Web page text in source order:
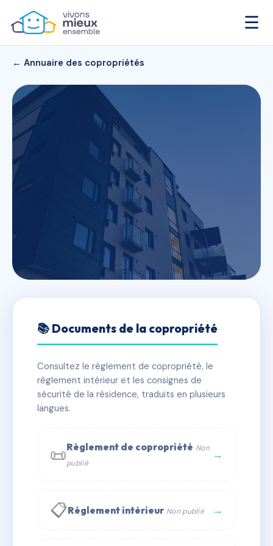
☰
← Annuaire des copropriétés
24 RUE LOUBON
✓ Immatriculée 🏠 11 lots 🏗 1 bâtiment(s)
📞 Contacter Syndic Digital
📚 Documents de la copropriété
Consultez le règlement de copropriété, le
règlement intérieur et les consignes de
sécurité de la résidence, traduits en plusieurs
langues.
📜Règlement de copropriété Non
publié
→
📋Règlement intérieur Non publié →